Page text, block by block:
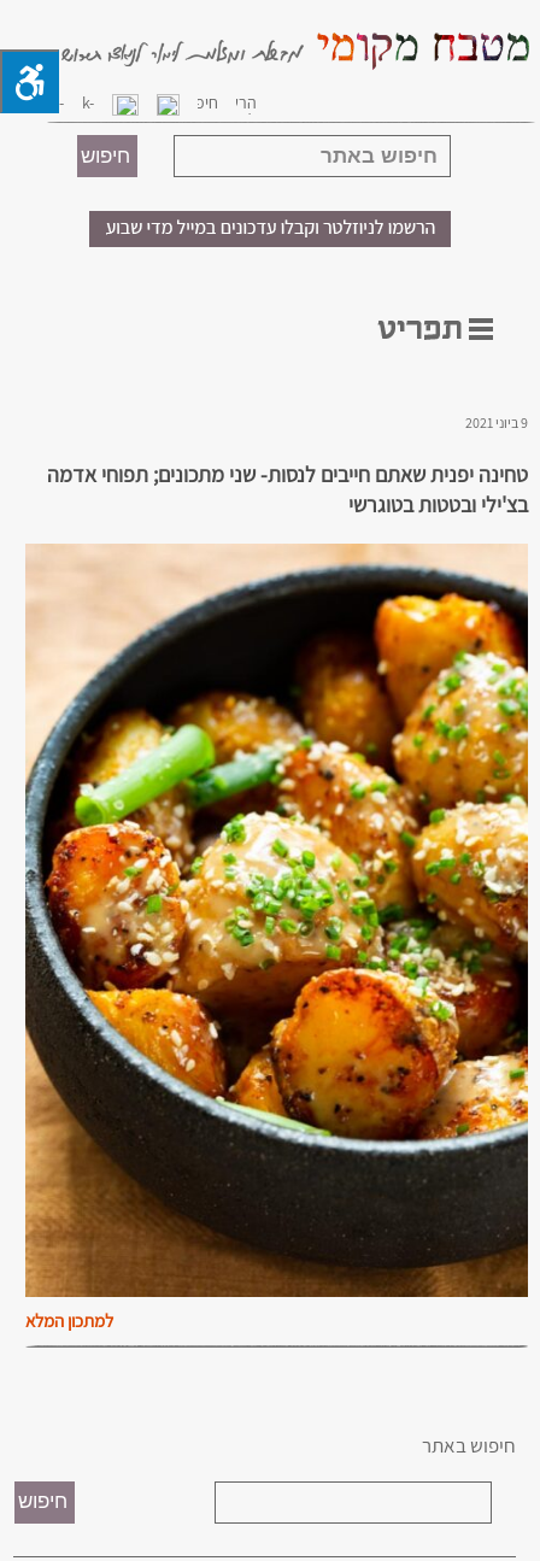
9 ביוני 2021
טחינה יפנית שאתם חייבים לנסות- שני מתכונים; תפוחי אדמה
בצ'ילי ובטטות בטוגרשי
למתכון המלא
חיפוש באתר